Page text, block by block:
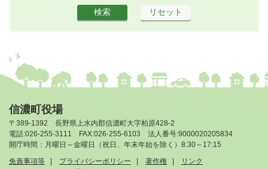
信濃町役場
〒389-1392 長野県上水内郡信濃町大字柏原428-2
電話:026-255-3111 FAX:026-255-6103 法人番号:9000020205834
開庁時間：月曜日～金曜日（祝日、年末年始を除く）8:30～17:15
免責事項等
プライバシーポリシー 著作権
リンク